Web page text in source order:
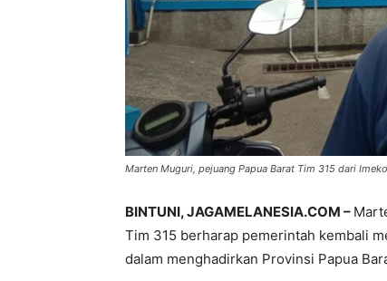
Marten Muguri, pejuang Papua Barat Tim 315 dari
BINTUNI, JAGAMELANESIA.COM –
Tim 315 berharap pemerintah kembali
dalam menghadirkan Provinsi Papua